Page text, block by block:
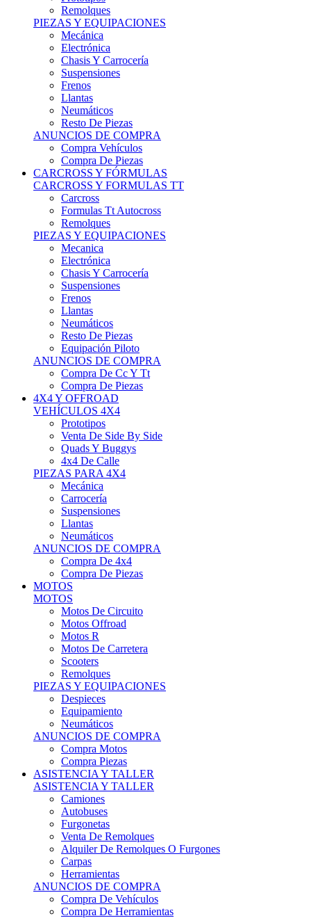
Remolques
PIEZAS Y EQUIPACIONES
Mecánica
Electrónica
Chasis Y Carrocería
Suspensiones
Frenos
Llantas
Neumáticos
Resto De Piezas
ANUNCIOS DE COMPRA
Compra Vehículos
Compra De Piezas
CARCROSS Y FÓRMULAS
CARCROSS Y FORMULAS TT
Carcross
Formulas Tt Autocross
Remolques
PIEZAS Y EQUIPACIONES
Mecanica
Electrónica
Chasis Y Carrocería
Suspensiones
Frenos
Llantas
Neumáticos
Resto De Piezas
Equipación Piloto
ANUNCIOS DE COMPRA
Compra De Cc Y Tt
Compra De Piezas
4X4 Y OFFROAD
VEHÍCULOS 4X4
Prototipos
Venta De Side By Side
Quads Y Buggys
4x4 De Calle
PIEZAS PARA 4X4
Mecánica
Carrocería
Suspensiones
Llantas
Neumáticos
ANUNCIOS DE COMPRA
Compra De 4x4
Compra De Piezas
MOTOS
MOTOS
Motos De Circuito
Motos Offroad
Motos R
Motos De Carretera
Scooters
Remolques
PIEZAS Y EQUIPACIONES
Despieces
Equipamiento
Neumáticos
ANUNCIOS DE COMPRA
Compra Motos
Compra Piezas
ASISTENCIA Y TALLER
ASISTENCIA Y TALLER
Camiones
Autobuses
Furgonetas
Venta De Remolques
Alquiler De Remolques O Furgones
Carpas
Herramientas
ANUNCIOS DE COMPRA
Compra De Vehículos
Compra De Herramientas